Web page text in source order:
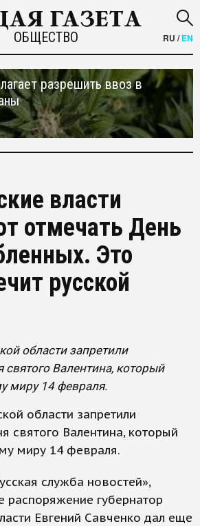
ОБЩЕСТВО RU /EN
разрешить ввоз в
власти
отмечать День
Это
русской
области запретили
Валентина, который
миру 14 февраля.
области запретили
святого Валентина, который
миру 14 февраля.
служба новостей»,
распоряжение губернатор
Евгений Савченко дал еще